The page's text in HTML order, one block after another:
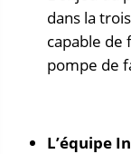
dans la
capable de
pompe de
L’équipe